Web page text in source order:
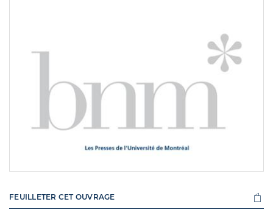
FEUILLETER CET OUVRAGE